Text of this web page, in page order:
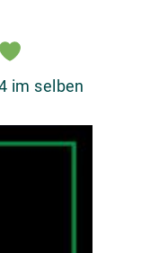
im selben